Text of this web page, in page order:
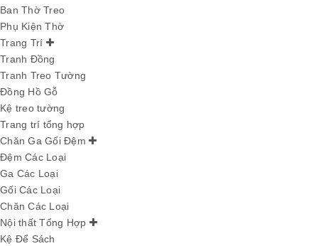
Ban Thờ Treo
Phụ Kiện Thờ
Trang Trí
Tranh Đồng
Tranh Treo Tường
Đồng Hồ Gỗ
Kệ treo tường
Trang trí tổng hợp
Chăn Ga Gối Đệm
Đệm Các Loại
Ga Các Loại
Gối Các Loại
Chăn Các Loại
Nội thất Tổng Hợp
Kệ Để Sách